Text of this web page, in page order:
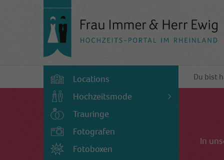
Locations
Hochzeitsmode
Trauringe
Fotografen
Fotoboxen
Du bist
In